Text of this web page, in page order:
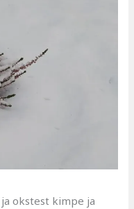
okstest kimpe ja